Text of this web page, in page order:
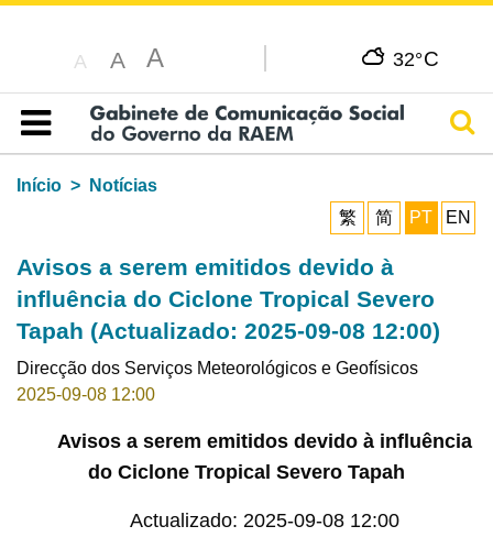
A A A 32°C
Índice
Início
Notícias
繁
简 PT EN
Avisos a serem emitidos devido à
influência do Ciclone Tropical Severo
Tapah (Actualizado: 2025-09-08 12:00)
Direcção dos Serviços Meteorológicos e Geofísicos
2025-09-08 12:00
Avisos a serem emitidos devido à influência
do Ciclone Tropical Severo Tapah
Actualizado: 2025-09-08 12:00